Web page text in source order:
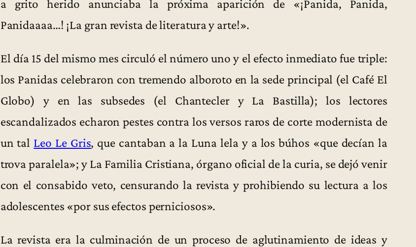
a grito herido anunciaba la próxima aparición de «¡Panida, Panida,
Panidaaaa…! ¡La gran revista de literatura y arte!».
El día 15 del mismo mes circuló el número uno y el efecto inmediato fue triple:
los Panidas celebraron con tremendo alboroto en la sede principal (el Café El
Globo) y en las subsedes (el Chantecler y La Bastilla); los lectores
escandalizados echaron pestes contra los versos raros de corte modernista de
un tal Leo Le Gris, que cantaban a la Luna lela y a los búhos «que decían la
trova paralela»; y La Familia Cristiana, órgano oficial de la curia, se dejó venir
con el consabido veto, censurando la revista y prohibiendo su lectura a los
adolescentes «por sus efectos perniciosos».
La revista era la culminación de un proceso de aglutinamiento de ideas y